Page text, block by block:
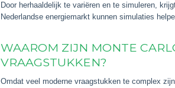
Door herhaaldelijk te variëren en te simuleren,
Nederlandse energiemarkt kunnen simulaties
WAAROM ZIJN MONTE
VRAAGSTUKKEN?
Omdat veel moderne vraagstukken te complex